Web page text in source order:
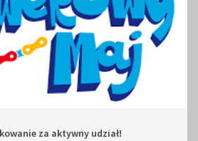
za aktywny udział!